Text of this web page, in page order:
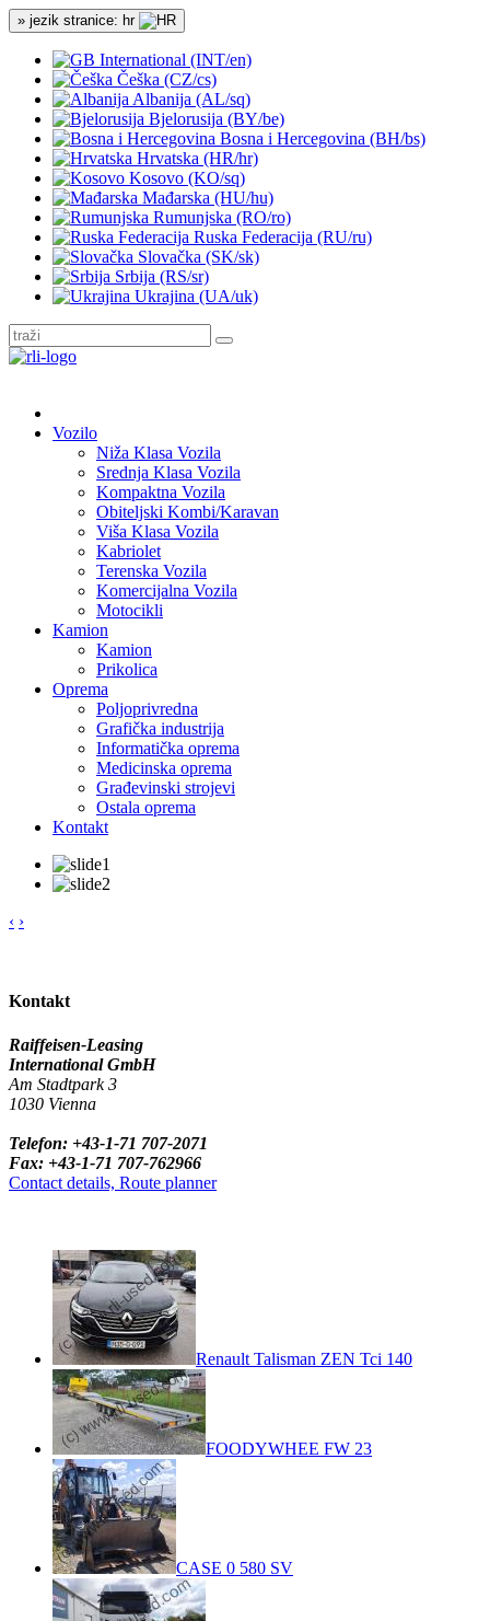
» jezik stranice: hr
International (INT/en)
Češka (CZ/cs)
Albanija (AL/sq)
Bjelorusija (BY/be)
Bosna i Hercegovina (BH/bs)
Hrvatska (HR/hr)
Kosovo (KO/sq)
Mađarska (HU/hu)
Rumunjska (RO/ro)
Ruska Federacija (RU/ru)
Slovačka (SK/sk)
Srbija (RS/sr)
Ukrajina (UA/uk)
Vozilo
Niža Klasa Vozila
Srednja Klasa Vozila
Kompaktna Vozila
Obiteljski Kombi/Karavan
Viša Klasa Vozila
Kabriolet
Terenska Vozila
Komercijalna Vozila
Motocikli
Kamion
Kamion
Prikolica
Oprema
Poljoprivredna
Grafička industrija
Informatička oprema
Medicinska oprema
Građevinski strojevi
Ostala oprema
Kontakt
‹ ›
Kontakt
Raiffeisen-Leasing
International GmbH
Am Stadtpark 3
1030 Vienna
Telefon: +43-1-71 707-2071
Fax: +43-1-71 707-762966
Contact details, Route planner
Renault Talisman ZEN Tci 140
FOODYWHEE FW 23
CASE 0 580 SV